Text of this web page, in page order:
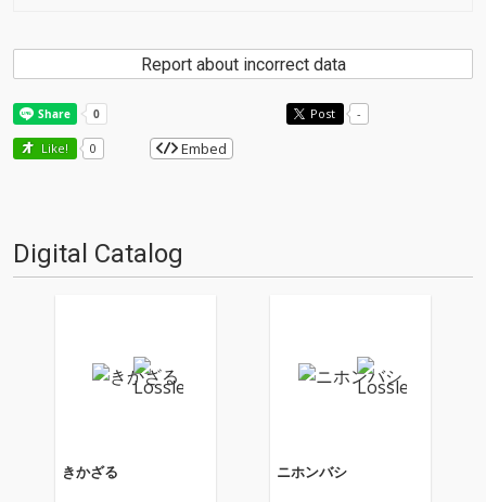
Report about incorrect data
Post -
Like! 0 Embed
Digital Catalog
きかざる ニホンバシ